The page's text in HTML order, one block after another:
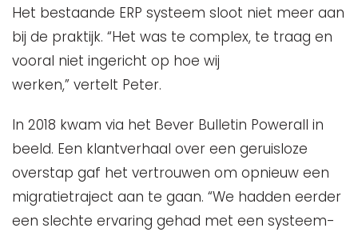
Het bestaande ERP systeem sloot niet meer aan
bij de praktijk. “Het was te complex, te traag en
vooral niet ingericht op hoe wij
werken,” vertelt Peter.
In 2018 kwam via het Bever Bulletin Powerall in
beeld. Een klantverhaal over een geruisloze
overstap gaf het vertrouwen om opnieuw een
migratietraject aan te gaan. “We hadden eerder
een slechte ervaring gehad met een systeem-